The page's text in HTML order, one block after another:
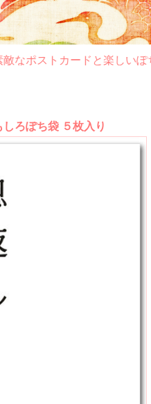
なポストカードと楽しいぽ
ろぽち袋 ５枚入り